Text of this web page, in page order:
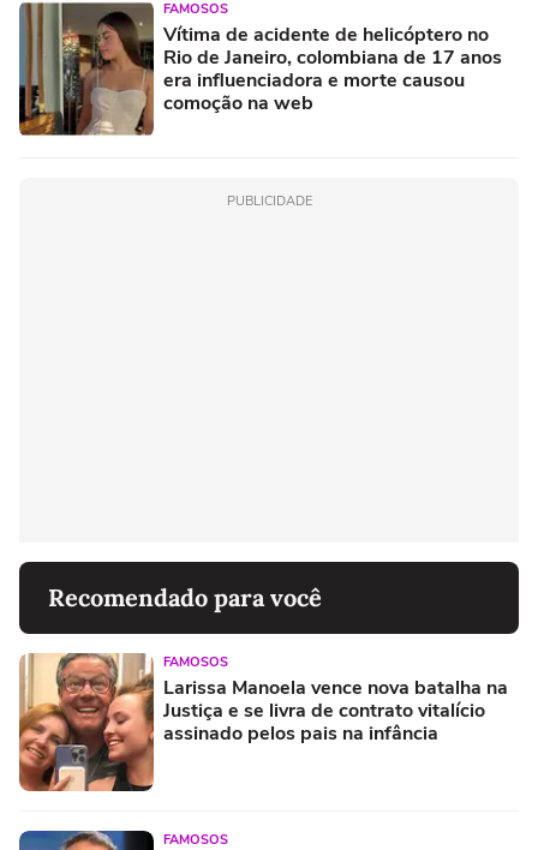
FAMOSOS
Vítima de acidente de helicóptero no
Rio de Janeiro, colombiana de 17 anos
era influenciadora e morte causou
comoção na web
PUBLICIDADE
Recomendado para você
FAMOSOS
Larissa Manoela vence nova batalha na
Justiça e se livra de contrato vitalício
assinado pelos pais na infância
FAMOSOS